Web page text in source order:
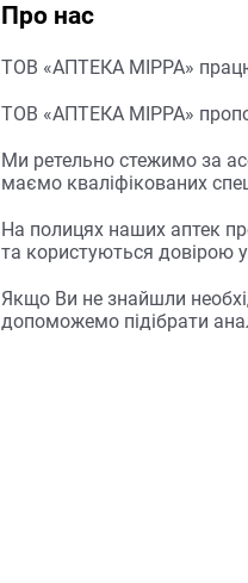
Про нас
ТОВ «АПТЕКА МІРРА»
ТОВ «АПТЕКА МІРРА»
Ми ретельно стежимо за
маємо кваліфікованих
На полицях наших аптек
та користуються довірою
Якщо Ви не знайшли
допоможемо підібрати